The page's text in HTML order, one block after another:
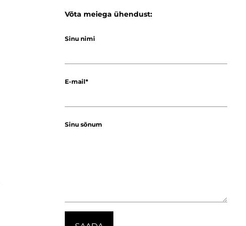
Võta meiega ühendust:
Sinu nimi
E-mail
Sinu sõnum